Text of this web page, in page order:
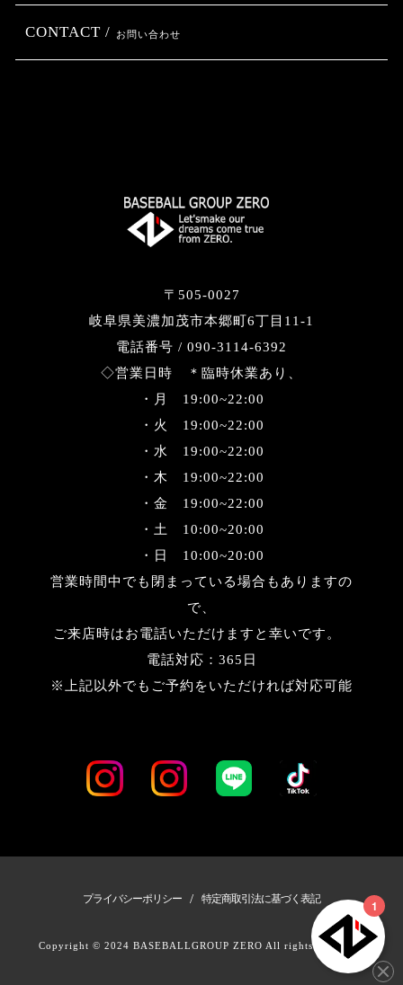
〒505-0027
岐阜県美濃加茂市本郷町6丁目11-1
電話番号 / 090-3114-6392
◇営業日時 ＊臨時休業あり、
・月 19:00~22:00
・火 19:00~22:00
・水 19:00~22:00
・木 19:00~22:00
・金 19:00~22:00
・土 10:00~20:00
・日 10:00~20:00
営業時間中でも閉まっている場合もありますの
で、
ご来店時はお電話いただけますと幸いです。
電話対応：365日
※上記以外でもご予約をいただければ対応可能
CONTACT / お問い合わせ
プライバシーポリシー / 特定商取引法に基づく表記
Copyright © 2024 BASEBALLGROUP ZERO All rights Reserved.